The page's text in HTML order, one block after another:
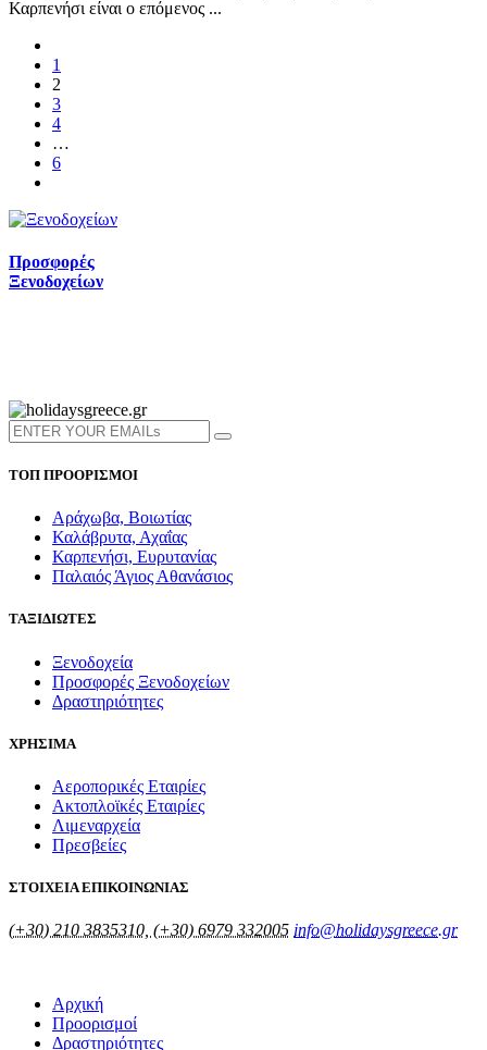
Καρπενήσι είναι ο επόμενος ...
1
2
3
4
…
6
Προσφορές
Ξενοδοχείων
ΤΟΠ ΠΡΟΟΡΙΣΜΟΙ
Αράχωβα, Βοιωτίας
Καλάβρυτα, Αχαΐας
Καρπενήσι, Ευρυτανίας
Παλαιός Άγιος Αθανάσιος
ΤΑΞΙΔΙΩΤΕΣ
Ξενοδοχεία
Προσφορές Ξενοδοχείων
Δραστηριότητες
ΧΡΗΣΙΜΑ
Αεροπορικές Εταιρίες
Ακτοπλοϊκές Εταιρίες
Λιμεναρχεία
Πρεσβείες
ΣΤΟΙΧΕΙΑ ΕΠΙΚΟΙΝΩΝΙΑΣ
(+30) 210 3835310, (+30) 6979 332005 info@holidaysgreece.gr
Αρχική
Προορισμοί
Δραστηριότητες